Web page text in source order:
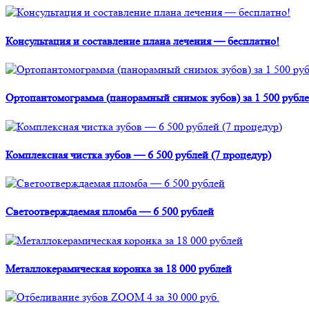
Консультация и составление плана лечения — бесплатно!
Ортопантомограмма (панорамный снимок зубов) за 1 500
Комплексная чистка зубов — 6 500 рублей (7 процедур)
Светоотверждаемая пломба — 6 500 рублей
Металлокерамическая коронка за 18 000 рублей